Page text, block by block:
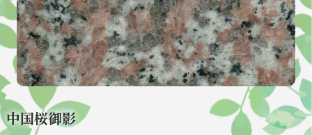
中国桜御影